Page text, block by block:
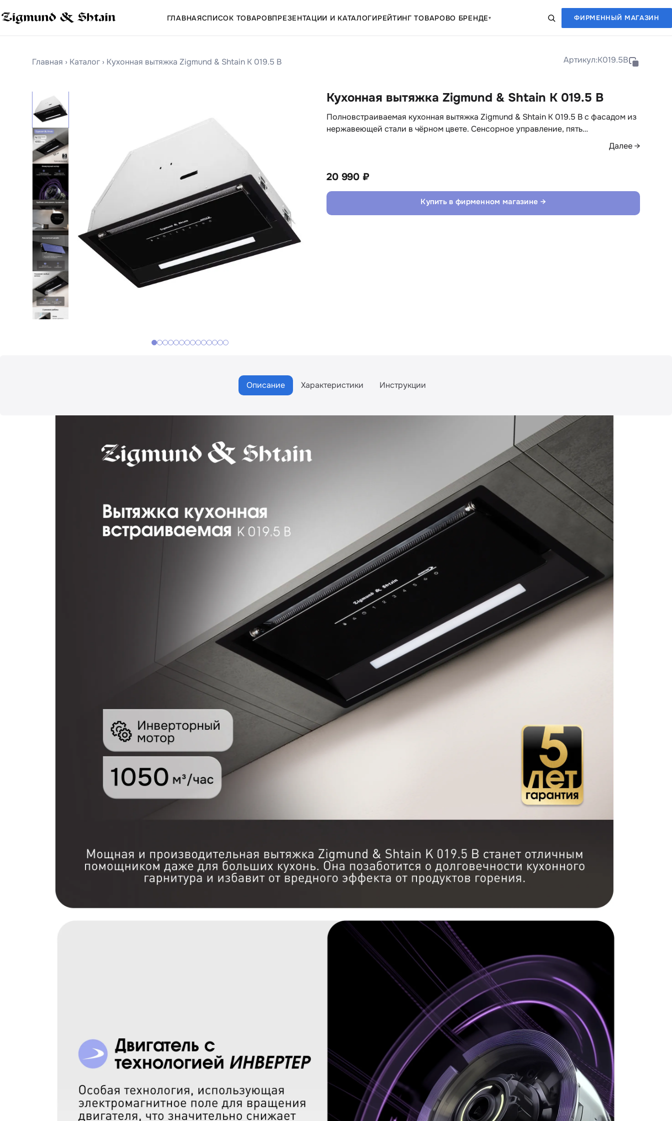
ГЛАВНАЯСПИСОК ТОВАРОВПРЕЗЕНТАЦИИ И КАТАЛОГИРЕЙТИНГ ТОВАРОВО БРЕНДЕ▾ ФИРМЕННЫЙ МАГАЗИН
Главная › Каталог › Кухонная вытяжка Zigmund & Shtain K 019.5 B Артикул:K019.5B
Кухонная вытяжка Zigmund & Shtain K 019.5 B
Полновстраиваемая кухонная вытяжка Zigmund & Shtain K 019.5 B с фасадом из
нержавеющей стали в чёрном цвете. Сенсорное управление, пять…
Далее →
20 990 ₽
Купить в фирменном магазине →
Описание Характеристики Инструкции
КУПИТЬ В ОДИН КЛИК
Заполните короткую форму —
и мы оформим заказ за вас.
Ваше имя